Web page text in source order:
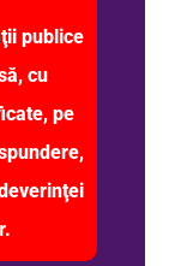
publice
cu
pe